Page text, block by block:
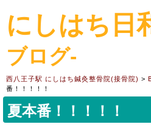
にしはち日
ブログ-
西八王子駅 にしはち鍼灸整骨院(接骨院) >
番！！！！！
夏本番！！！！！